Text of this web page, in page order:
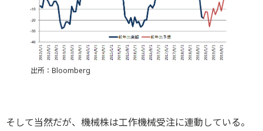
出所：Bloomberg
そして当然だが、機械株は工作機械受注に連動している。